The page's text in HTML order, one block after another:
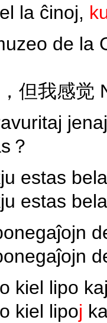
la ĉinoj,
de la
但我感觉
？
estas
estas
kiel lipo
kiel lipoj